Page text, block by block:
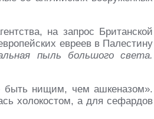
на запрос Британской
евреев в Палестину
пыль большого света.
быть нищим, чем ашкеназом».
холокостом, а для сефардов